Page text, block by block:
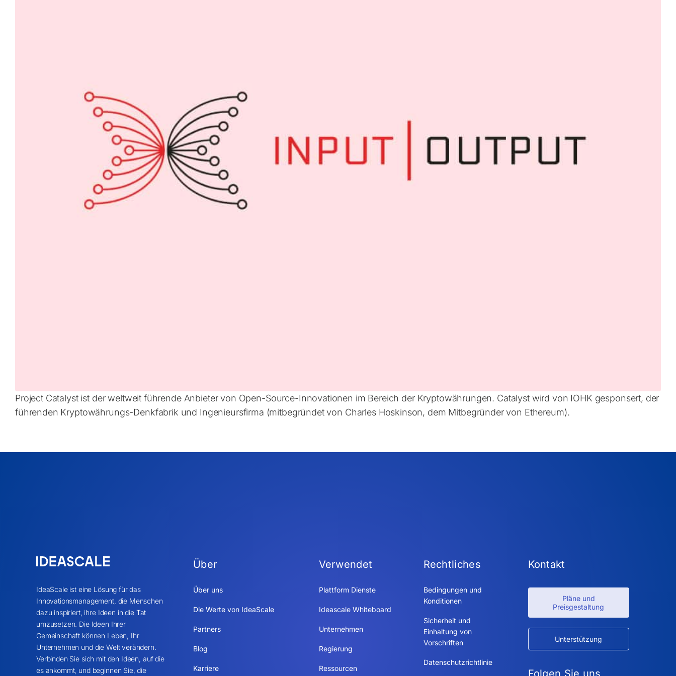
Project Catalyst ist der weltweit führende Anbieter von Open-Source-Innovationen im Bereich der Kryptowährungen. Catalyst wird von IOHK gesponsert, der
führenden Kryptowährungs-Denkfabrik und Ingenieursfirma (mitbegründet von Charles Hoskinson, dem Mitbegründer von Ethereum).
IdeaScale ist eine Lösung für das
Innovationsmanagement, die Menschen
dazu inspiriert, ihre Ideen in die Tat
umzusetzen. Die Ideen Ihrer
Gemeinschaft können Leben, Ihr
Unternehmen und die Welt verändern.
Verbinden Sie sich mit den Ideen, auf die
es ankommt, und beginnen Sie, die
Über
Über uns
Die Werte von IdeaScale
Partners
Blog
Karriere
Verwendet
Plattform Dienste
Ideascale Whiteboard
Unternehmen
Regierung
Ressourcen
Rechtliches
Bedingungen und
Konditionen
Sicherheit und
Einhaltung von
Vorschriften
Datenschutzrichtlinie
Kontakt
Pläne und
Preisgestaltung
Unterstützung
Folgen Sie uns